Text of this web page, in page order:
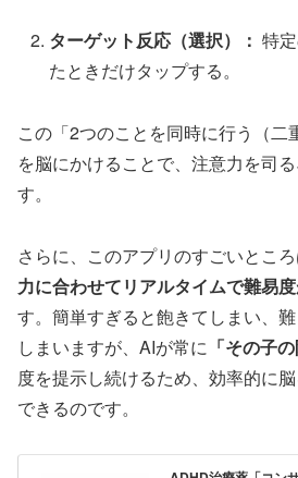
ターゲット反応（選択）： 特
たときだけタップする。
この「2つのことを同時に行う（二
を脳にかけることで、注意力を司
す。
さらに、このアプリのすごいところ
力に合わせてリアルタイムで難易度
す。簡単すぎると飽きてしまい、
しまいますが、AIが常に 「その子
度を提示し続けるため、効率的に
できるのです。